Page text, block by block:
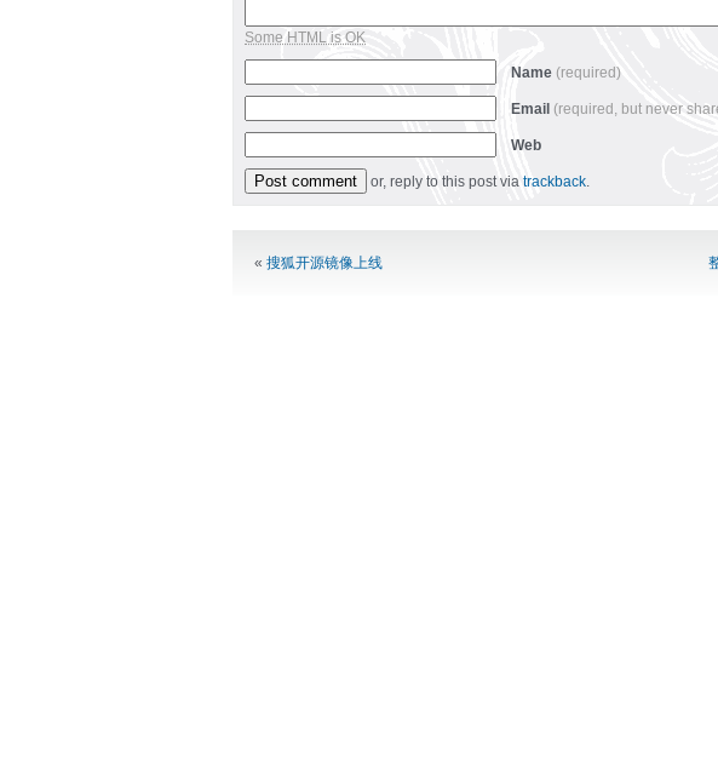
Some HTML is OK
Name (required)
Email (required, but never
Web
or, reply to this post via trackback.
« 搜狐开源镜像上线